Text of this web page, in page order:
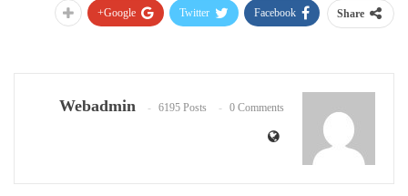
Share
Facebook
Twitter
Google+
Webadmin 6195 Posts 0 Comments